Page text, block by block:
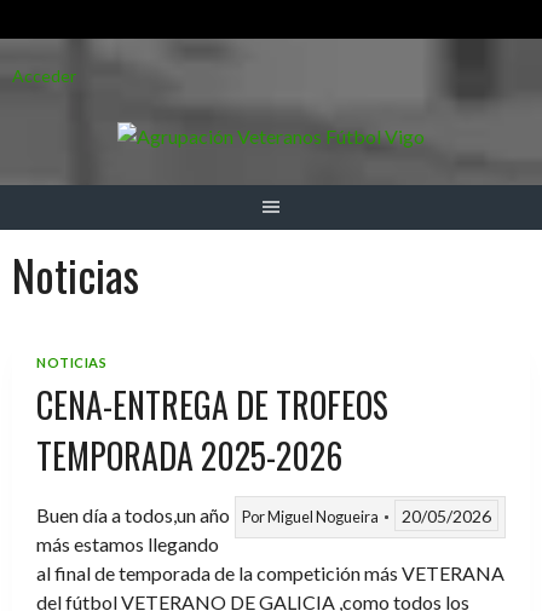
alAcceder
Noticias
NOTICIAS
CENA-ENTREGA DE TROFEOS
TEMPORADA 2025-2026
PorMiguel Nogueira 20/05/2026
Buen día a todos,un año
más estamos llegando
al final de temporada de la competición más VETERANA
del fútbol VETERANO DE GALICIA ,como todos los